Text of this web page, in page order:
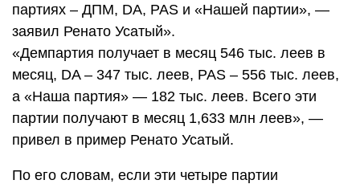
партиях – ДПМ, DA, PAS и «Нашей партии», —
заявил Ренато Усатый».
«Демпартия получает в месяц 546 тыс. леев в
месяц, DA – 347 тыс. леев, PAS – 556 тыс. леев,
а «Наша партия» — 182 тыс. леев. Всего эти
партии получают в месяц 1,633 млн леев», —
привел в пример Ренато Усатый.
По его словам, если эти четыре партии